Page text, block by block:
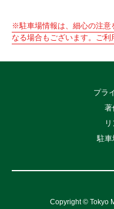
※駐車場情報は、細心の注意
なる場合もございます。ご利
プラ
著
駐車
Copyright © Tokyo